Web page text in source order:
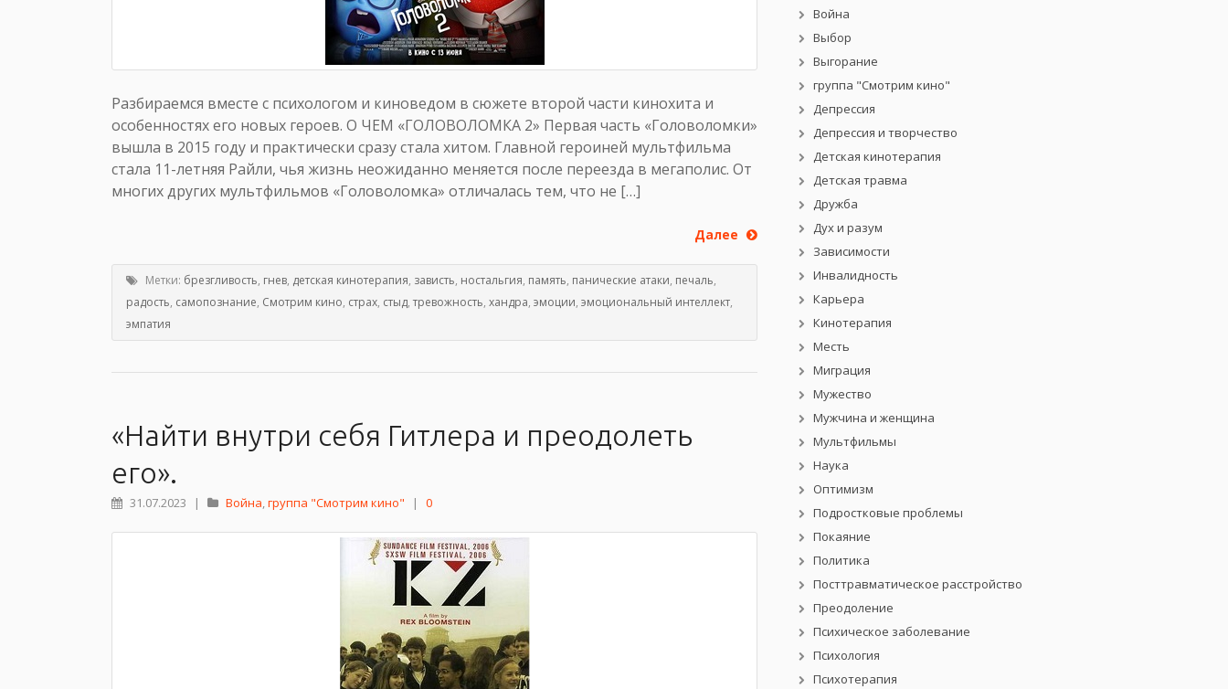
Разбираемся вместе с психологом и киноведом в сюжете второй части кинохита и
особенностях его новых героев. О ЧЕМ «ГОЛОВОЛОМКА 2» Первая часть «Головоломки»
вышла в 2015 году и практически сразу стала хитом. Главной героиней мультфильма
стала 11-летняя Райли, чья жизнь неожиданно меняется после переезда в мегаполис. От
многих других мультфильмов «Головоломка» отличалась тем, что не […]
Далее
Метки: брезгливость, гнев, детская кинотерапия, зависть, ностальгия, память, панические атаки, печаль,
радость, самопознание, Смотрим кино, страх, стыд,тревожность, хандра, эмоции, эмоциональный интеллект,
эмпатия
«Найти внутри себя Гитлера и преодолеть
его».
31.07.2023 | Война,группа "Смотрим кино" | 0
Война
Выбор
Выгорание
группа "Смотрим кино"
Депрессия
Депрессия и творчество
Детская кинотерапия
Детская травма
Дружба
Дух и разум
Зависимости
Инвалидность
Карьера
Кинотерапия
Месть
Миграция
Мужество
Мужчина и женщина
Мультфильмы
Наука
Оптимизм
Подростковые проблемы
Покаяние
Политика
Посттравматическое расстройство
Преодоление
Психическое заболевание
Психология
Психотерапия